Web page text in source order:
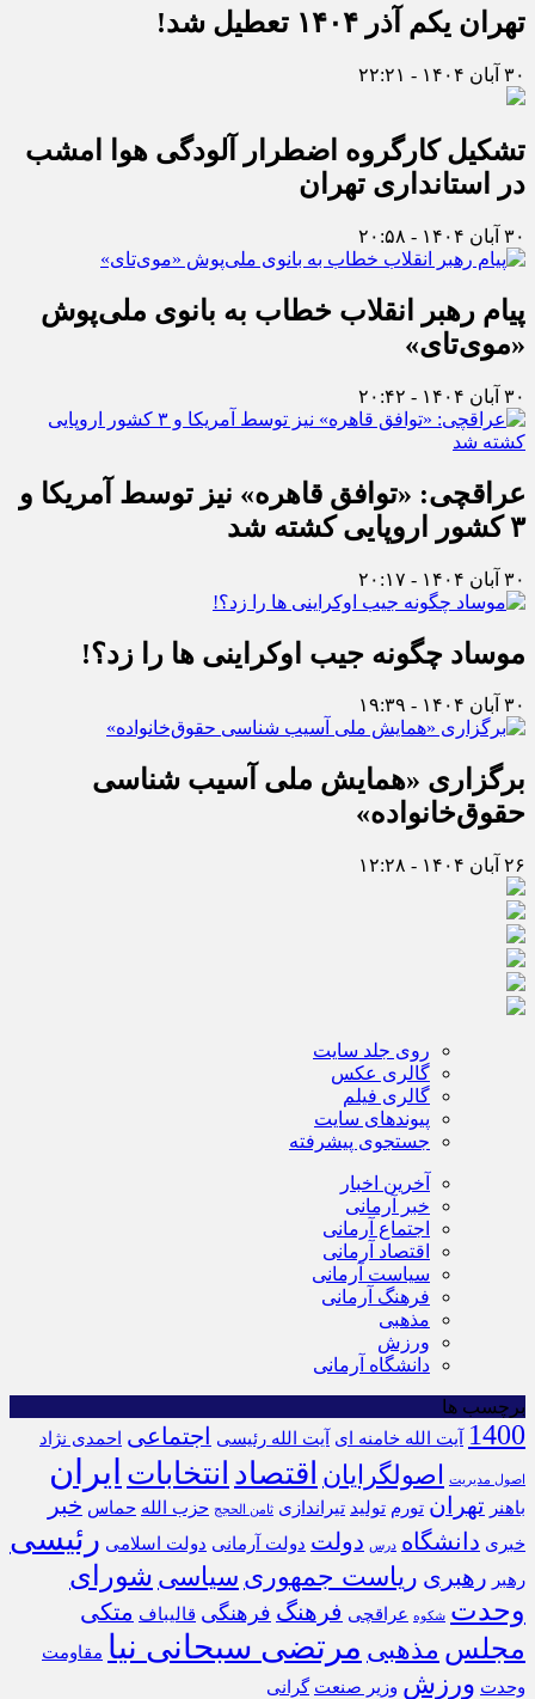
تهران یکم آذر ۱۴۰۴ تعطیل شد!
۳۰ آبان ۱۴۰۴ - ۲۲:۲۱
تشکیل کارگروه اضطرار آلودگی هوا امشب
در استانداری تهران
۳۰ آبان ۱۴۰۴ - ۲۰:۵۸
پیام رهبر انقلاب خطاب به بانوی ملی‌پوش
«موی‌تای»
۳۰ آبان ۱۴۰۴ - ۲۰:۴۲
عراقچی: «توافق قاهره» نیز توسط آمریکا و
۳ کشور اروپایی کشته شد
۳۰ آبان ۱۴۰۴ - ۲۰:۱۷
موساد چگونه جیب اوکراینی ها را زد؟!
۳۰ آبان ۱۴۰۴ - ۱۹:۳۹
برگزاری «همایش ملی آسیب شناسی
حقوق‌خانواده»
۲۶ آبان ۱۴۰۴ - ۱۲:۲۸
روی جلد سایت
گالری عکس
گالری فیلم
پیوندهای سایت
جستجوی پیشرفته
آخرین اخبار
خبر آرمانی
اجتماع آرمانی
اقتصاد آرمانی
سیاست آرمانی
فرهنگ آرمانی
مذهبی
ورزش
دانشگاه آرمانی
برچسب ها
1400 آیت الله خامنه ای آیت الله رئیسی اجتماعی احمدی نژاد
اصول مدیریت اصولگرایان اقتصاد انتخابات ایران
باهنر تهران تورم تولید تیراندازی ثامن الحجج حزب الله حماس خبر
خبری دانشگاه درس دولت دولت آرمانی دولت اسلامی رئیسی
رهبر رهبری ریاست جمهوری سیاسی شورای
وحدت شکوه عراقچی فرهنگ فرهنگی قالیباف متکی
مجلس مذهبی مرتضی سبحانی نیا مقاومت
وحدت ورزش وزیر صنعت گرانی